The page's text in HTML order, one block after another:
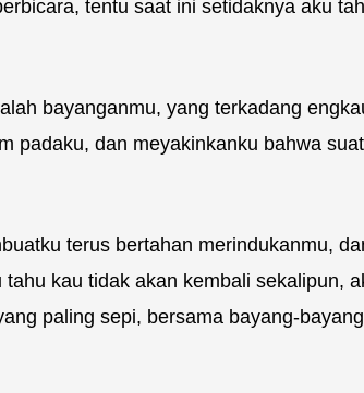
tentu saat ini setidaknya aku
bayanganmu, yang terkadang
padaku, dan meyakinkanku bahwa
terus bertahan merindukanmu,
kau tidak akan kembali sekalipun,
paling sepi, bersama bayang-